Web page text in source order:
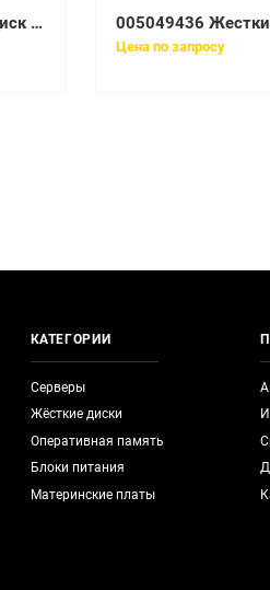
005049435 Жесткий диск EMC Clariion 300Gb 10K 3.5'' Fibre Channel 4Gb/s
Цена по запросу
КАТЕГОРИИ
Серверы
Жёсткие диски
Оперативная память
Блоки питания
Материнские платы